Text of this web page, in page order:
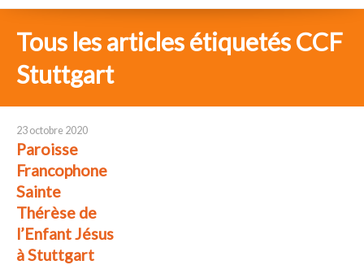
Tous les articles étiquetés CCF
Stuttgart
23 octobre 2020
Paroisse
Francophone
Sainte
Thérèse de
l’Enfant Jésus
à Stuttgart